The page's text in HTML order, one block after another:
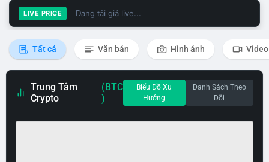
LIVE PRICE Đang tải giá live...
Tất cả Văn bản Hình ảnh Video
Trung Tâm
Crypto
(BTC
)
Biểu Đồ Xu
Hướng
Danh Sách Theo
Dõi